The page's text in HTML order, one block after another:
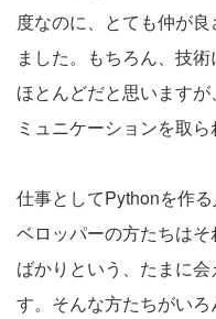
度なのに、とても仲が
ました。もちろん、技
ほとんどだと思います
ミュニケーションを取
仕事としてPythonを作
ベロッパーの方たちは
ばかりという、たまに
す。そんな方たちがい